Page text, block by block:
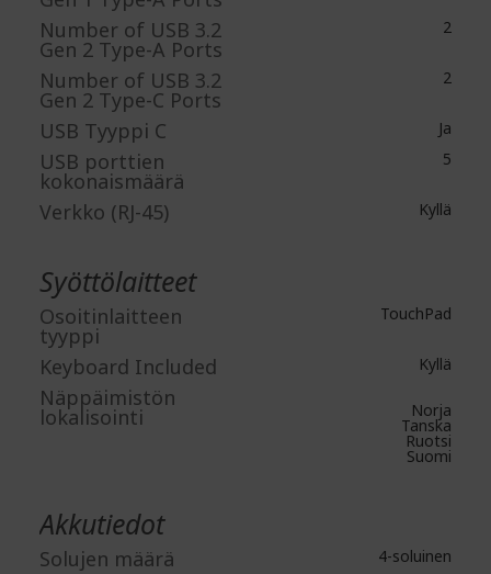
Number of USB 3.2
Gen 2 Type-A Ports
2
Number of USB 3.2
Gen 2 Type-C Ports
2
USB Tyyppi C Ja
USB porttien
kokonaismäärä
5
Verkko (RJ-45) Kyllä
Syöttölaitteet
Osoitinlaitteen
tyyppi
TouchPad
Keyboard Included Kyllä
Näppäimistön
lokalisointi Norja
Tanska
Ruotsi
Suomi
Akkutiedot
Solujen määrä 4-soluinen